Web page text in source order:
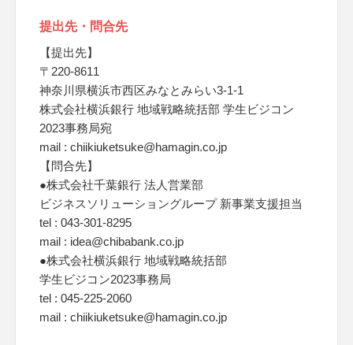
提出先・問合先
【提出先】
〒220-8611
神奈川県横浜市西区みなとみらい3-1-1
株式会社横浜銀行 地域戦略統括部 学生ビジコン
2023事務局宛
mail : chiikiuketsuke@hamagin.co.jp
【問合先】
●株式会社千葉銀行 法人営業部
ビジネスソリューショングループ 新事業支援担当
tel : 043-301-8295
mail : idea@chibabank.co.jp
●株式会社横浜銀行 地域戦略統括部
学生ビジコン2023事務局
tel : 045-225-2060
mail : chiikiuketsuke@hamagin.co.jp